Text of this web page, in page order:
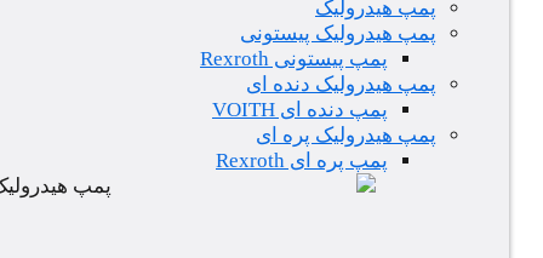
پمپ هیدرولیک
پمپ هیدرولیک پیستونی
پمپ پیستونی Rexroth
پمپ هیدرولیک دنده ای
پمپ دنده ای VOITH
پمپ هیدرولیک پره ای
پمپ پره ای Rexroth